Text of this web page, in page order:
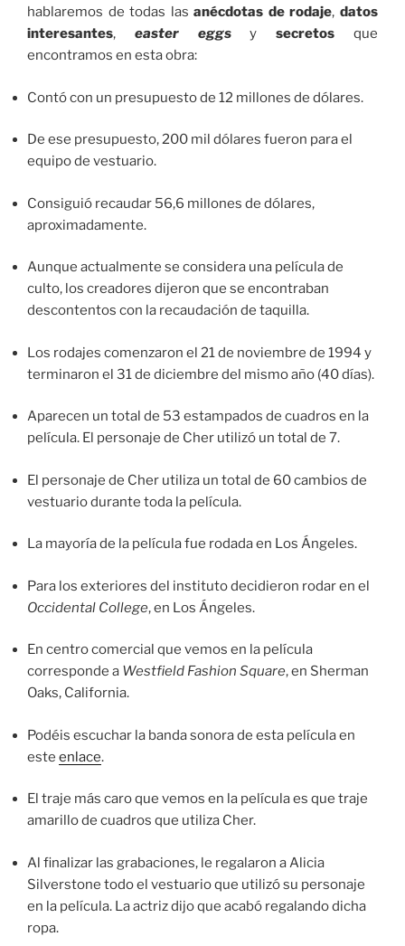
hablaremos de todas lasanécdotas de rodaje,datos
interesantes, easter eggsysecretosque
encontramos en esta obra:
Contó con un presupuesto de 12 millones de dólares.
De ese presupuesto, 200 mil dólares fueron para el
equipo de vestuario.
Consiguió recaudar 56,6 millones de dólares,
aproximadamente.
Aunque actualmente se considera una película de
culto, los creadores dijeron que se encontraban
descontentos con la recaudación de taquilla.
Los rodajes comenzaron el 21 de noviembre de 1994 y
terminaron el 31 de diciembre del mismo año (40 días).
Aparecen un total de 53 estampados de cuadros en la
película. El personaje de Cher utilizó un total de 7.
El personaje de Cher utiliza un total de 60 cambios de
vestuario durante toda la película.
La mayoría de la película fue rodada en Los Ángeles.
Para los exteriores del instituto decidieron rodar en el
Occidental College, en Los Ángeles.
En centro comercial que vemos en la película
corresponde a Westfield Fashion Square, en Sherman
Oaks, California.
Podéis escuchar la banda sonora de esta película en
este enlace.
El traje más caro que vemos en la película es que traje
amarillo de cuadros que utiliza Cher.
Al finalizar las grabaciones, le regalaron a Alicia
Silverstone todo el vestuario que utilizó su personaje
en la película. La actriz dijo que acabó regalando dicha
ropa.